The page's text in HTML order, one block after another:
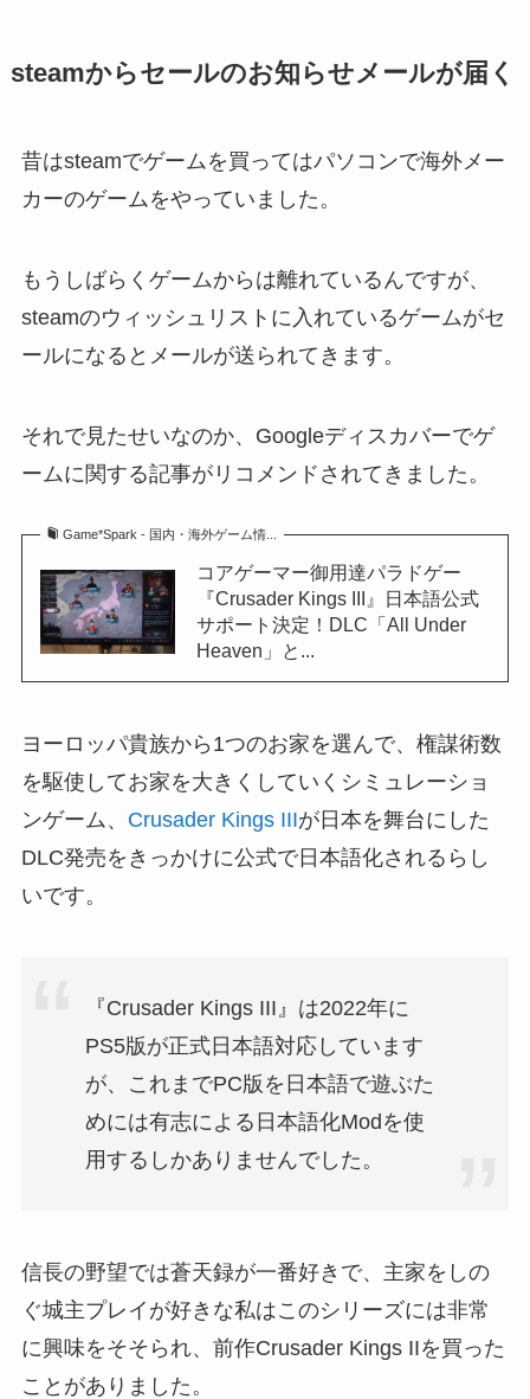
steamからセールのお知らせメールが届く
昔はsteamでゲームを買ってはパソコンで海外メー
カーのゲームをやっていました。
もうしばらくゲームからは離れているんですが、
steamのウィッシュリストに入れているゲームがセ
ールになるとメールが送られてきます。
それで見たせいなのか、Googleディスカバーでゲ
ームに関する記事がリコメンドされてきました。
Game*Spark - 国内・海外ゲーム情...
コアゲーマー御用達パラドゲー
『Crusader Kings III』日本語公式
サポート決定！DLC「All Under
Heaven」と...
ヨーロッパ貴族から1つのお家を選んで、権謀術数
を駆使してお家を大きくしていくシミュレーショ
ンゲーム、 Crusader Kings IIIが日本を舞台にした
DLC発売をきっかけに公式で日本語化されるらし
いです。
『Crusader Kings III』は2022年に
PS5版が正式日本語対応しています
が、これまでPC版を日本語で遊ぶた
めには有志による日本語化Modを使
用するしかありませんでした。
信長の野望では蒼天録が一番好きで、主家をしの
ぐ城主プレイが好きな私はこのシリーズには非常
に興味をそそられ、前作Crusader Kings IIを買った
ことがありました。